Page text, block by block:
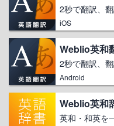
2秒で翻訳、
iOS
Weblio英和
2秒で翻訳、
Android
Weblio英和
英和・和英を